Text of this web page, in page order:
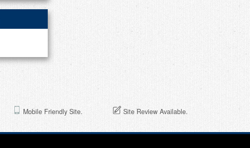
Mobile Friendly Site. Site Review Available.